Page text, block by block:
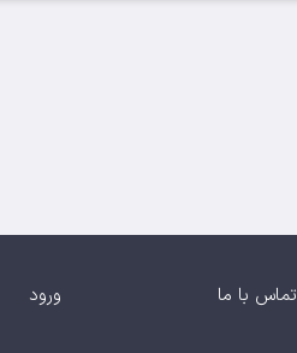
تماس با ما ورود